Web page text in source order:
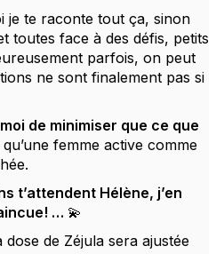
je te raconte tout ça, sinon
toutes face à des défis, petits
parfois, on peut
ne sont finalement pas si
de minimiser que ce que
femme active comme
t’attendent Hélène, j’en
… 💫
de Zéjula sera ajustée